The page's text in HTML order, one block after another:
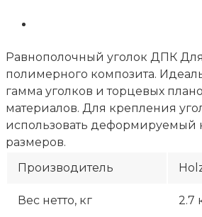
Равнополочный уголок ДПК
полимерного композита.
гамма уголков и торцевых
материалов. Для крепления
использовать деформируемый
размеров.
Производитель
Вес нетто, кг 2.7